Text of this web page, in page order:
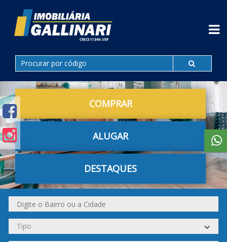
COMPRAR
ALUGAR
DESTAQUES